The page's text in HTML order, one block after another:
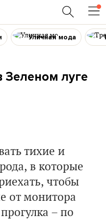
Уличная мода
Зеленом луге
тихие и
в которые
чтобы
от монитора
– по